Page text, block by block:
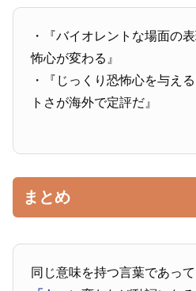
・『バイオレントな場面の
怖心が変わる』
・『じっくり恐怖心を与え
トさが海外で定評だ』
まとめ
同じ意味を持つ言葉であっ